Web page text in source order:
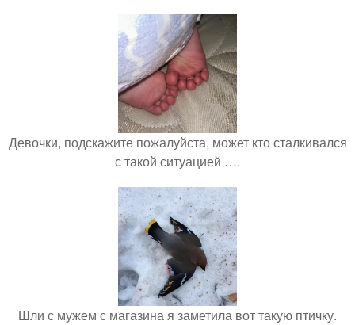
Девочки, подскажите пожалуйста, может кто сталкивался
с такой ситуацией ….
Шли с мужем с магазина я заметила вот такую птичку.